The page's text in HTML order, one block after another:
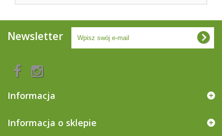
Newsletter
Informacja
Informacja o sklepie